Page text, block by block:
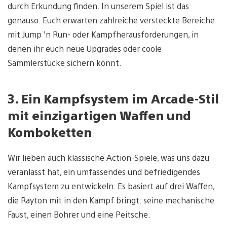
durch Erkundung finden. In unserem Spiel ist das
genauso. Euch erwarten zahlreiche versteckte Bereiche
mit Jump ’n Run- oder Kampfherausforderungen, in
denen ihr euch neue Upgrades oder coole
Sammlerstücke sichern könnt.
3. Ein Kampfsystem im Arcade-Stil
mit einzigartigen Waffen und
Komboketten
Wir lieben auch klassische Action-Spiele, was uns dazu
veranlasst hat, ein umfassendes und befriedigendes
Kampfsystem zu entwickeln. Es basiert auf drei Waffen,
die Rayton mit in den Kampf bringt: seine mechanische
Faust, einen Bohrer und eine Peitsche.